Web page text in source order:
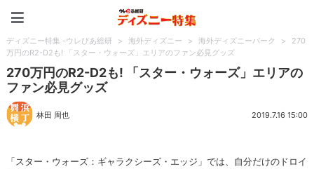
ディズニー特集 -ウレぴあ総研 > 海外ディズニー > 海外ディズニーパーク >
270
万円のR2-D2も! 「スター・ウォーズ」エリアのファン必見グッズ
270万円のR2-D2も! 「スター・ウォーズ」エリアの
ファン必見グッズ
林田 周也 2019.7.16 15:00
「スター・ウォーズ：ギャラクシーズ・エッジ」では、自分だけのドロイ